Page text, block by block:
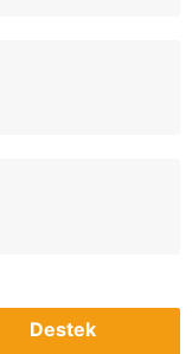
Destek